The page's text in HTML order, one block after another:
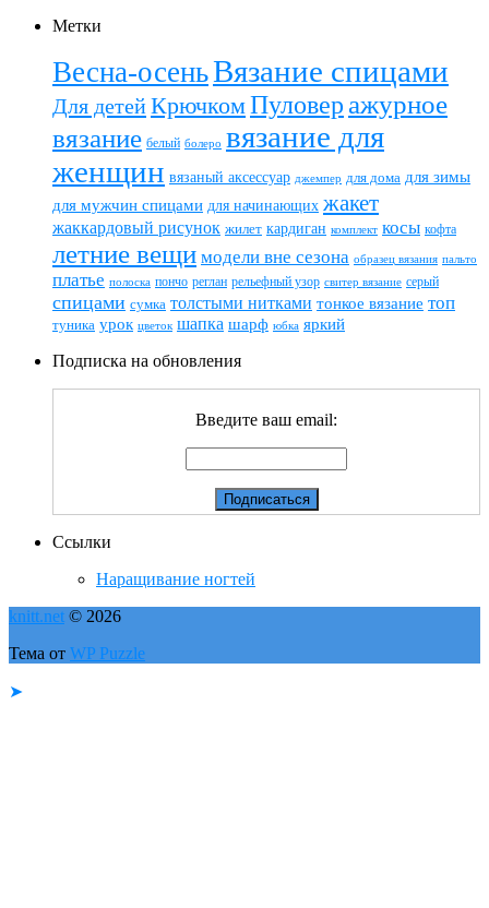
Метки
Весна-осеньВязание спицами
Для детейКрючкомПуловер ажурное
вязание белый болеро вязание для
женщин вязаный аксессуар джемпер для дома для зимы
для мужчин спицами для начинающих жакет
жаккардовый рисунок жилет кардиган комплект косы кофта
летние вещи модели вне сезона образец вязания пальто
платье полоска пончо реглан рельефный узор свитер вязание серый
спицами сумка толстыми нитками тонкое вязание топ
туника урок цветок шапка шарф юбка яркий
Подписка на обновления
Введите ваш email:
Ссылки
Наращивание ногтей
knitt.net © 2026
Тема от WP Puzzle
➤